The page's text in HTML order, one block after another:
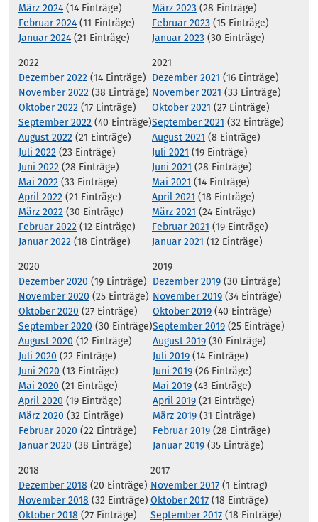
März 2024 (14 Einträge)
Februar 2024 (11 Einträge)
Januar 2024 (21 Einträge)
März 2023 (28 Einträge)
Februar 2023 (15 Einträge)
Januar 2023 (30 Einträge)
2022
Dezember 2022 (14 Einträge)
November 2022 (38 Einträge)
Oktober 2022 (17 Einträge)
September 2022 (40 Einträge)
August 2022 (21 Einträge)
Juli 2022 (23 Einträge)
Juni 2022 (28 Einträge)
Mai 2022 (33 Einträge)
April 2022 (21 Einträge)
März 2022 (30 Einträge)
Februar 2022 (12 Einträge)
Januar 2022 (18 Einträge)
2021
Dezember 2021 (16 Einträge)
November 2021 (33 Einträge)
Oktober 2021 (27 Einträge)
September 2021 (32 Einträge)
August 2021 (8 Einträge)
Juli 2021 (19 Einträge)
Juni 2021 (28 Einträge)
Mai 2021 (14 Einträge)
April 2021 (18 Einträge)
März 2021 (24 Einträge)
Februar 2021 (19 Einträge)
Januar 2021 (12 Einträge)
2020
Dezember 2020 (19 Einträge)
November 2020 (25 Einträge)
Oktober 2020 (27 Einträge)
September 2020 (30 Einträge)
August 2020 (12 Einträge)
Juli 2020 (22 Einträge)
Juni 2020 (13 Einträge)
Mai 2020 (21 Einträge)
April 2020 (19 Einträge)
März 2020 (32 Einträge)
Februar 2020 (22 Einträge)
Januar 2020 (38 Einträge)
2019
Dezember 2019 (30 Einträge)
November 2019 (34 Einträge)
Oktober 2019 (40 Einträge)
September 2019 (25 Einträge)
August 2019 (30 Einträge)
Juli 2019 (14 Einträge)
Juni 2019 (26 Einträge)
Mai 2019 (43 Einträge)
April 2019 (21 Einträge)
März 2019 (31 Einträge)
Februar 2019 (28 Einträge)
Januar 2019 (35 Einträge)
2018
Dezember 2018 (20 Einträge)
November 2018 (32 Einträge)
Oktober 2018 (27 Einträge)
2017
November 2017 (1 Eintrag)
Oktober 2017 (18 Einträge)
September 2017 (18 Einträge)